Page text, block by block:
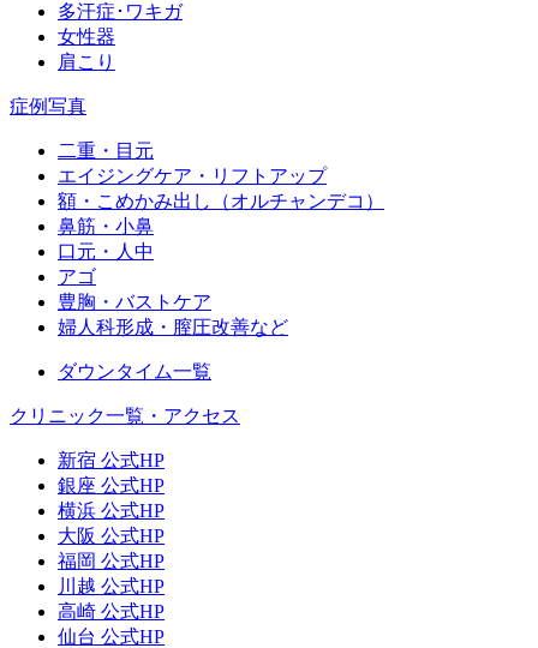
多汗症･ワキガ
女性器
肩こり
症例写真
二重・目元
エイジングケア・リフトアップ
額・こめかみ出し（オルチャンデコ）
鼻筋・小鼻
口元・人中
アゴ
豊胸・バストケア
婦人科形成・膣圧改善など
ダウンタイム一覧
クリニック一覧・アクセス
新宿 公式HP
銀座 公式HP
横浜 公式HP
大阪 公式HP
福岡 公式HP
川越 公式HP
高崎 公式HP
仙台 公式HP